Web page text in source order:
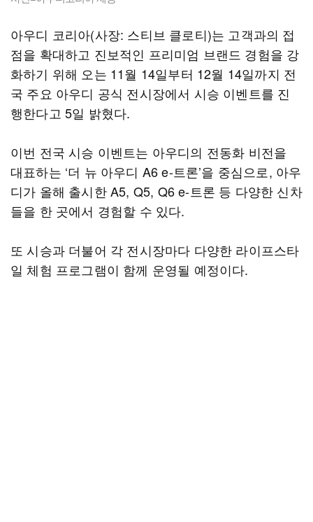
아우디 코리아(사장: 스티브 클로티)는 고객과의 접
점을 확대하고 진보적인 프리미엄 브랜드 경험을 강
화하기 위해 오는 11월 14일부터 12월 14일까지 전
국 주요 아우디 공식 전시장에서 시승 이벤트를 진
행한다고 5일 밝혔다.
이번 전국 시승 이벤트는 아우디의 전동화 비전을
대표하는 ‘더 뉴 아우디 A6 e-트론’을 중심으로, 아우
디가 올해 출시한 A5, Q5, Q6 e-트론 등 다양한 신차
들을 한 곳에서 경험할 수 있다.
또 시승과 더불어 각 전시장마다 다양한 라이프스타
일 체험 프로그램이 함께 운영될 예정이다.